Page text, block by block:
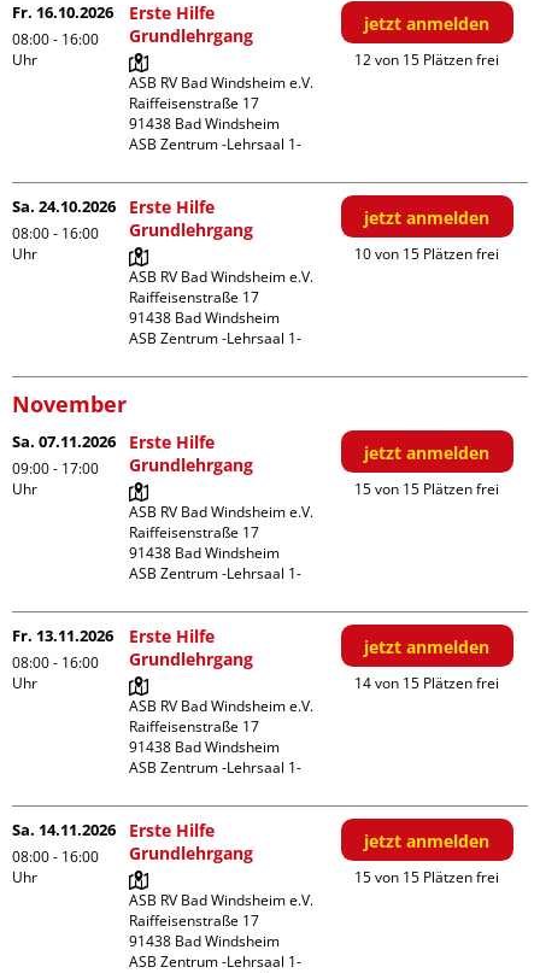
Fr. 16.10.2026
08:00 - 16:00
Uhr
Erste Hilfe
Grundlehrgang
ASB RV Bad Windsheim e.V.
Raiffeisenstraße 17
91438 Bad Windsheim
ASB Zentrum -Lehrsaal 1-
jetzt anmelden
12 von 15 Plätzen frei
Sa. 24.10.2026
08:00 - 16:00
Uhr
Erste Hilfe
Grundlehrgang
ASB RV Bad Windsheim e.V.
Raiffeisenstraße 17
91438 Bad Windsheim
ASB Zentrum -Lehrsaal 1-
jetzt anmelden
10 von 15 Plätzen frei
November
Sa. 07.11.2026
09:00 - 17:00
Uhr
Erste Hilfe
Grundlehrgang
ASB RV Bad Windsheim e.V.
Raiffeisenstraße 17
91438 Bad Windsheim
ASB Zentrum -Lehrsaal 1-
jetzt anmelden
15 von 15 Plätzen frei
Fr. 13.11.2026
08:00 - 16:00
Uhr
Erste Hilfe
Grundlehrgang
ASB RV Bad Windsheim e.V.
Raiffeisenstraße 17
91438 Bad Windsheim
ASB Zentrum -Lehrsaal 1-
jetzt anmelden
14 von 15 Plätzen frei
Sa. 14.11.2026
08:00 - 16:00
Uhr
Erste Hilfe
Grundlehrgang
ASB RV Bad Windsheim e.V.
Raiffeisenstraße 17
91438 Bad Windsheim
ASB Zentrum -Lehrsaal 1-
jetzt anmelden
15 von 15 Plätzen frei